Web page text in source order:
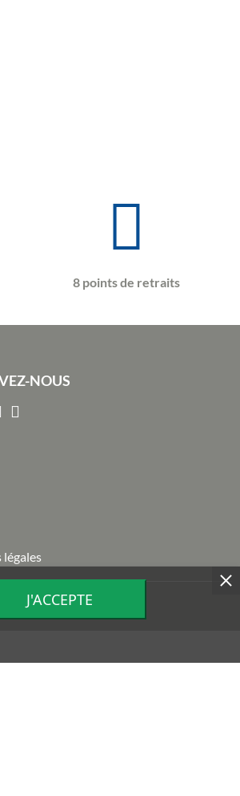
8 points de retraits
NOUS
J'ACCEPTE